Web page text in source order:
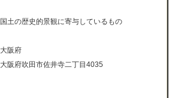
国土の歴史的景観に寄与しているもの
大阪府
大阪府吹田市佐井寺二丁目4035